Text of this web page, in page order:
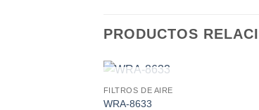
PRODUCTOS
AGOTADO
FILTROS DE AIRE
WRA-8633